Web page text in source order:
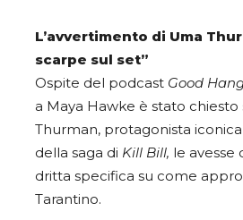
L’avvertimento di Uma
scarpe sul set”
Ospite del podcast Good
a Maya Hawke è stato
Thurman, protagonista
della saga di Kill Bill, le
dritta specifica su come
Tarantino.